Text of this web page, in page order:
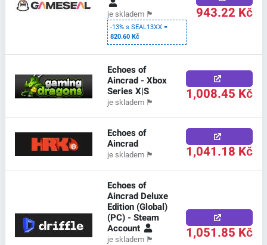
je skladem 🏴
-13% s SEAL13XX =
820.60 Kč
943.22 Kč
Echoes of
Aincrad - Xbox
Series X|S
je skladem 🏴 1,008.45 Kč
Echoes of
Aincrad
je skladem 🏴 1,041.18 Kč
Echoes of
Aincrad Deluxe
Edition (Global)
(PC) - Steam
Account
je skladem 🏴 1,051.85 Kč